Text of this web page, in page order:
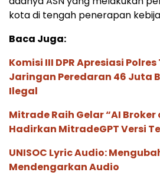
kota di tengah penerapan
Baca Juga:
Komisi III DPR Apresiasi
Jaringan Peredaran 46 Juta
Ilegal
Mitrade Raih Gelar “AI Broker
Hadirkan MitradeGPT Versi
UNISOC Lyric Audio:
Mendengarkan Audio